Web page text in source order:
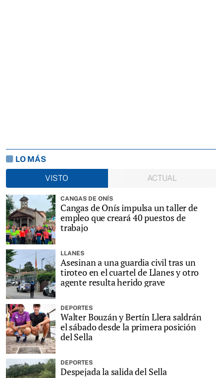
LO MÁS
VISTO
ACTUAL
CANGAS DE ONÍS
Cangas de Onís impulsa un taller de
empleo que creará 40 puestos de
trabajo
LLANES
Asesinan a una guardia civil tras un
tiroteo en el cuartel de Llanes y otro
agente resulta herido grave
DEPORTES
Walter Bouzán y Bertín Llera saldrán
el sábado desde la primera posición
del Sella
DEPORTES
Despejada la salida del Sella